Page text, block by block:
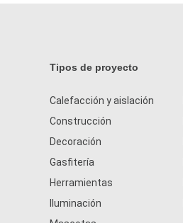
Tipos de proyecto
Calefacción y aislación
Construcción
Decoración
Gasfitería
Herramientas
Iluminación